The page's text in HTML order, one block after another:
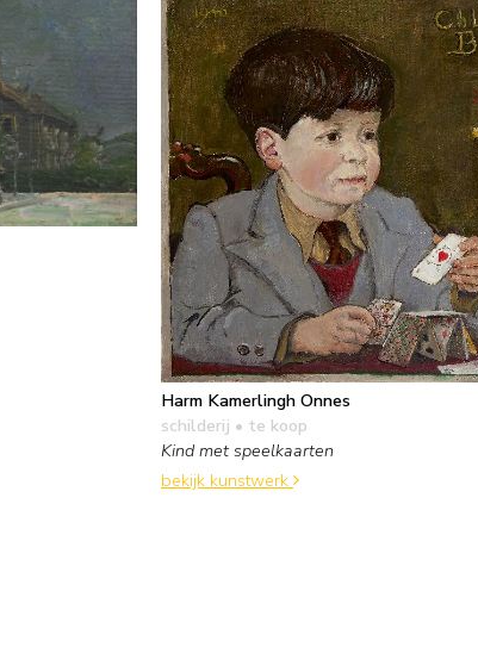
Harm Kamerlingh Onnes
schilderij • te koop
Kind met speelkaarten
bekijk kunstwerk